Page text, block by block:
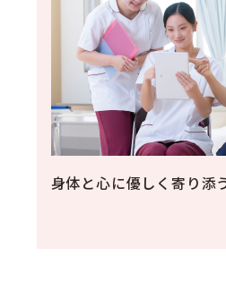
身体と心に優しく寄り添